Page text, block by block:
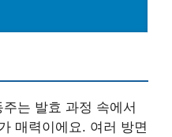
주는 발효 과정 속에서
매력이에요. 여러 방면